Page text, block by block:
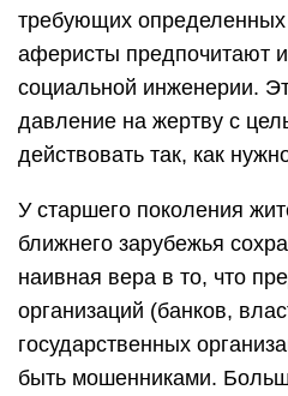
требующих
аферисты предпочитают
социальной инженерии.
давление на жертву с
действовать так, как
У старшего поколения
ближнего зарубежья
наивная вера в то, что
организаций (банков,
государственных
быть мошенниками.